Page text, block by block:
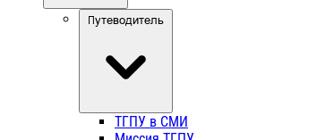
Путеводитель
ТГПУ в СМИ